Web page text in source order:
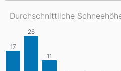
Durchschnittliche